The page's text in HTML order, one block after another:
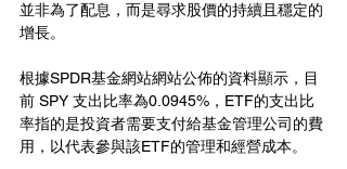
並非為了配息，而是尋求股價的持續且穩定的
增長。
根據SPDR基金網站網站公佈的資料顯示，目
前 SPY 支出比率為0.0945%，ETF的支出比
率指的是投資者需要支付給基金管理公司的費
用，以代表參與該ETF的管理和經營成本。